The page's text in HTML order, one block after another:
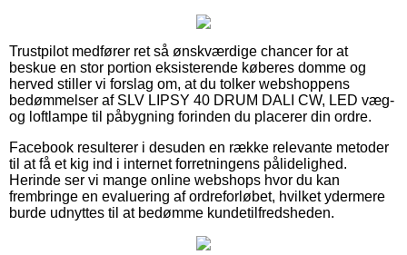
Trustpilot medfører ret så ønskværdige chancer for at
beskue en stor portion eksisterende køberes domme og
herved stiller vi forslag om, at du tolker webshoppens
bedømmelser af SLV LIPSY 40 DRUM DALI CW, LED væg-
og loftlampe til påbygning forinden du placerer din ordre.
Facebook resulterer i desuden en række relevante metoder
til at få et kig ind i internet forretningens pålidelighed.
Herinde ser vi mange online webshops hvor du kan
frembringe en evaluering af ordreforløbet, hvilket ydermere
burde udnyttes til at bedømme kundetilfredsheden.